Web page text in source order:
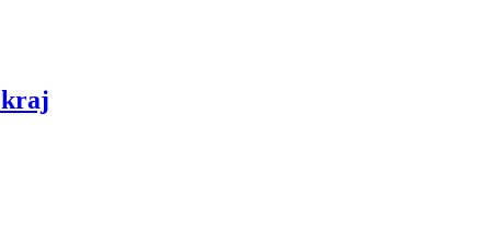
kraj